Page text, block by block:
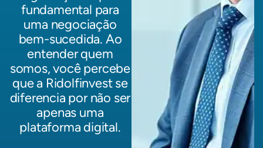
fundamental para
uma negociação
bem-sucedida. Ao
entender quem
somos, você percebe
que a Ridolfinvest se
diferencia por não ser
apenas uma
plataforma digital.